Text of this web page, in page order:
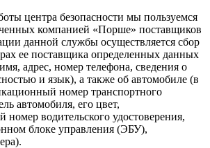
центра безопасности мы пользуемся
компанией «Порше» поставщиков
данной службы осуществляется сбор
ее поставщика определенных данных
адрес, номер телефона, сведения о
и язык), а также об автомобиле (в
номер транспортного
автомобиля, его цвет,
водительского удостоверения,
блоке управления (ЭБУ),